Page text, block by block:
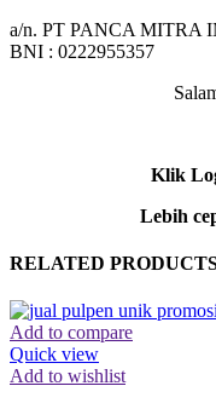
a/n. PT PANCA MITRA
BNI : 0222955357
Klik
Lebih
RELATED
Add to compare
Quick view
Add to wishlist